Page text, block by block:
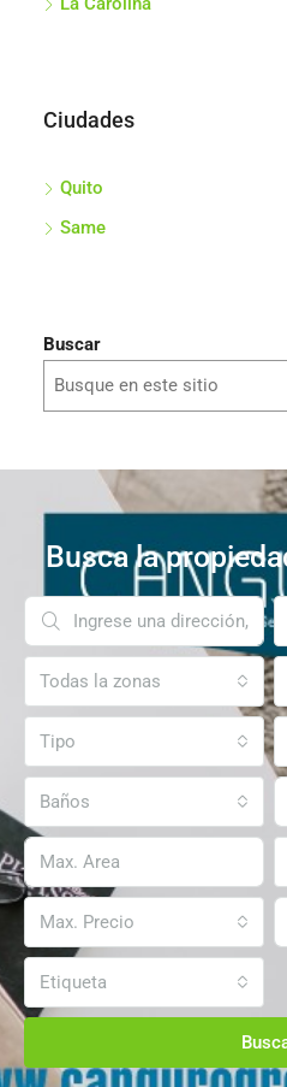
Ciudades
Quito
Same
Buscar
Busca la
Todas la zonas
Tipo
Baños
Max. Precio
Etiqueta